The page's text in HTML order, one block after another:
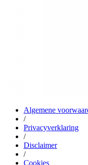
Algemene
/
Privacyverklaring
/
Disclaimer
/
Cookies